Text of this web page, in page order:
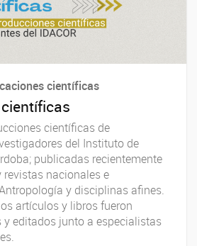
científicas
científicas de
del Instituto de
publicadas recientemente
nacionales e
y disciplinas afines.
artículos y libros fueron
y editados junto a especialistas